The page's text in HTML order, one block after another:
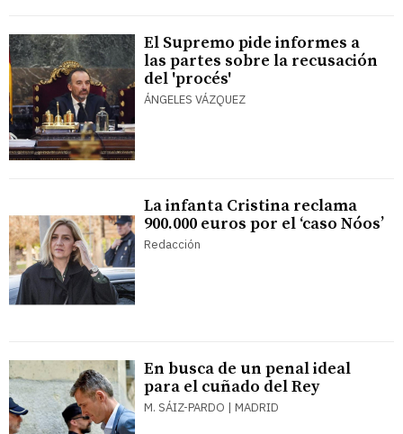
El Supremo pide informes a
las partes sobre la recusación
del 'procés'
ÁNGELES VÁZQUEZ
La infanta Cristina reclama
900.000 euros por el ‘caso Nóos’
Redacción
En busca de un penal ideal
para el cuñado del Rey
M. SÁIZ-PARDO | MADRID